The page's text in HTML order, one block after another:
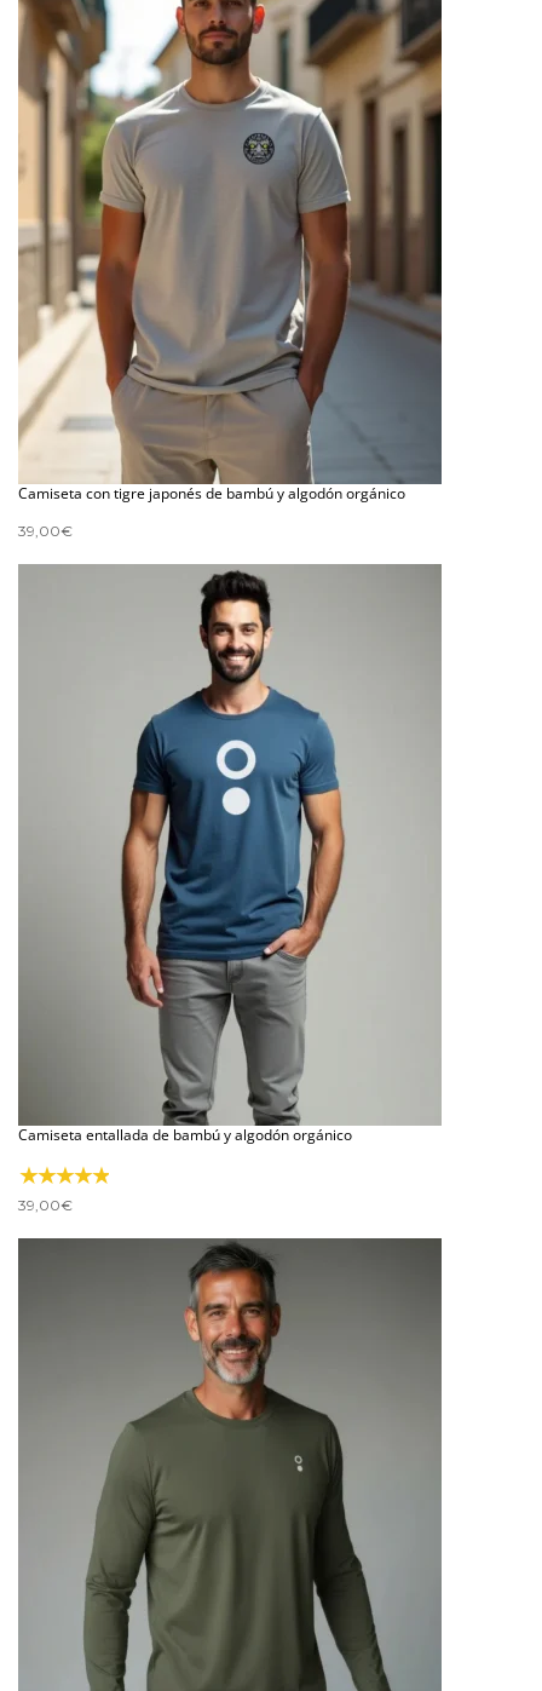
Camiseta con tigre japonés de bambú y algodón orgánico
39,00€
Camiseta entallada de bambú y algodón orgánico
39,00€